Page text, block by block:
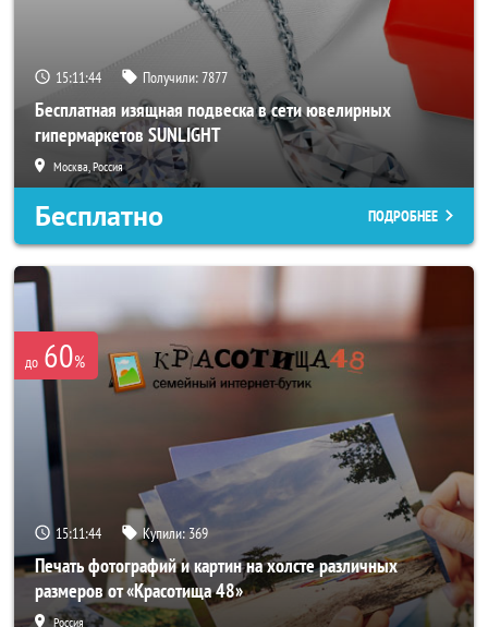
15:11:40 Получили:7877
Бесплатная изящная подвеска в сети ювелирных
гипермаркетов SUNLIGHT
Москва, Россия
Бесплатно ПОДРОБНЕЕ
до 60%
15:11:40 Купили:369
Печать фотографий и картин на холсте различных
размеров от «Красотища 48»
Россия